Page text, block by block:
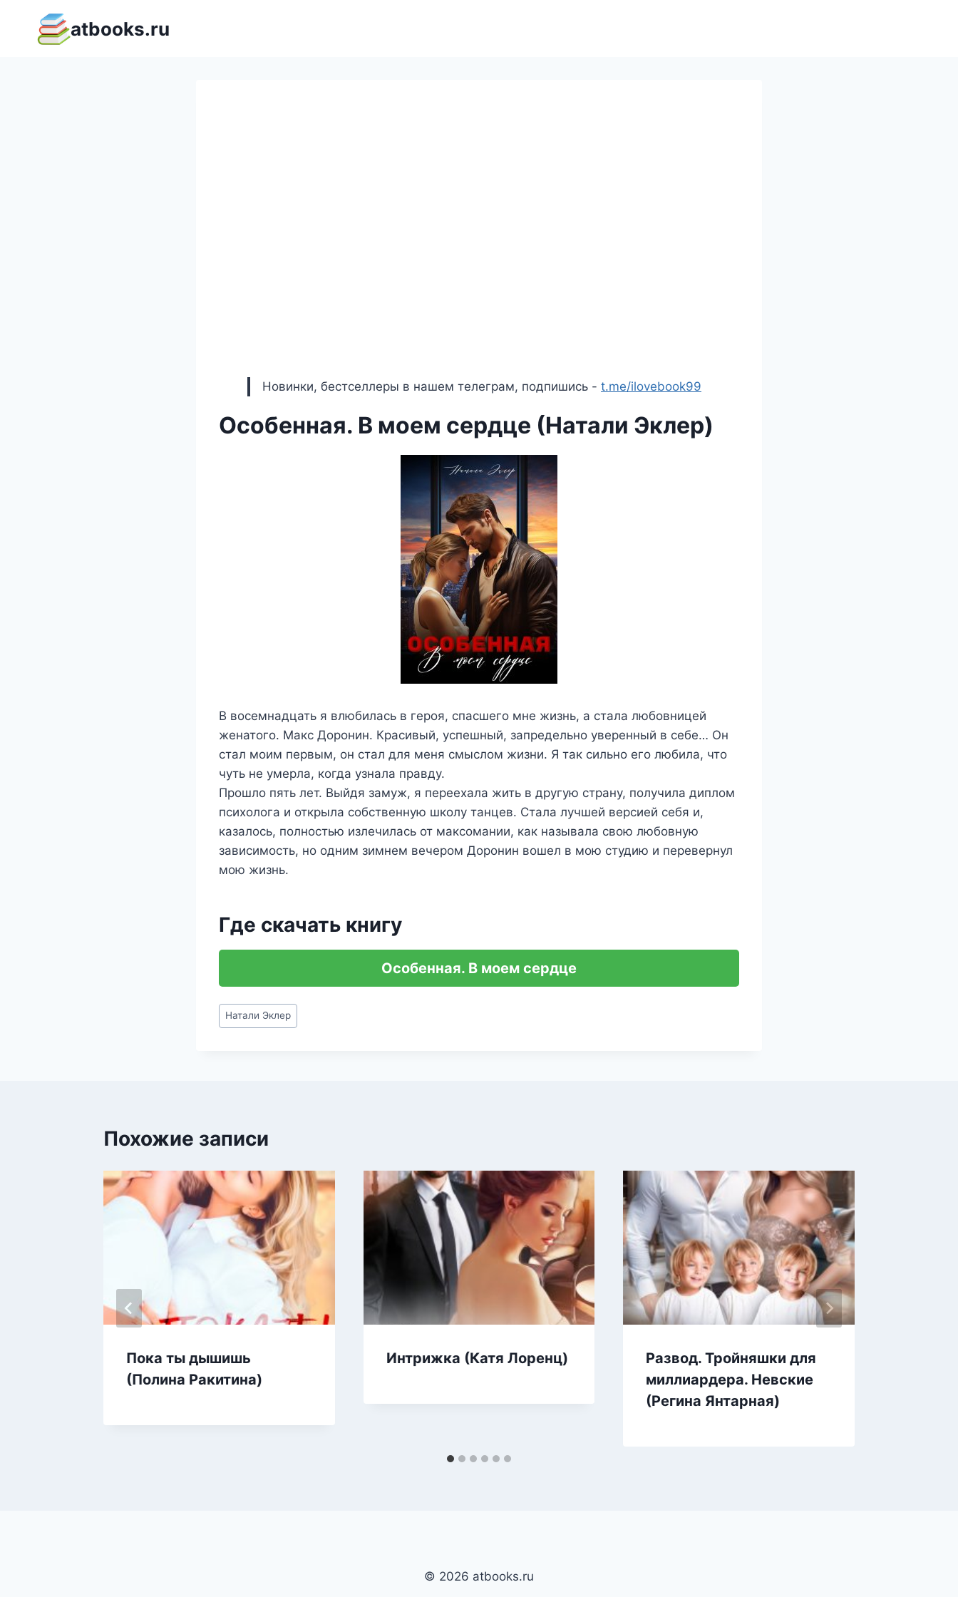
содержимому
atbooks.ru
Новинки, бестселлеры в нашем телеграм, подпишись - t.me/ilovebook99
Особенная. В моем сердце (Натали Эклер)
В восемнадцать я влюбилась в героя, спасшего мне жизнь, а стала любовницей
женатого. Макс Доронин. Красивый, успешный, запредельно уверенный в себе… Он
стал моим первым, он стал для меня смыслом жизни. Я так сильно его любила, что
чуть не умерла, когда узнала правду.
Прошло пять лет. Выйдя замуж, я переехала жить в другую страну, получила диплом
психолога и открыла собственную школу танцев. Стала лучшей версией себя и,
казалось, полностью излечилась от максомании, как называла свою любовную
зависимость, но одним зимнем вечером Доронин вошел в мою студию и перевернул
мою жизнь.
Где скачать книгу
Особенная. В моем сердце
Метки
записи:
Натали Эклер
Похожие записи
Пока ты дышишь
(Полина Ракитина)
Интрижка (Катя Лоренц)
Развод. Тройняшки для
миллиардера. Невские
(Регина Янтарная)
© 2026 atbooks.ru